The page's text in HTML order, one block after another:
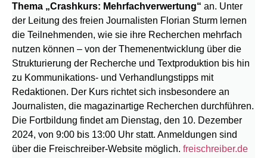
Thema „Crashkurs: Mehrfachverwertung“ an. Unter
der Leitung des freien Journalisten Florian Sturm lernen
die Teilnehmenden, wie sie ihre Recherchen mehrfach
nutzen können – von der Themenentwicklung über die
Strukturierung der Recherche und Textproduktion bis hin
zu Kommunikations- und Verhandlungstipps mit
Redaktionen. Der Kurs richtet sich insbesondere an
Journalisten, die magazinartige Recherchen durchführen.
Die Fortbildung findet am Dienstag, den 10. Dezember
2024, von 9:00 bis 13:00 Uhr statt. Anmeldungen sind
über die Freischreiber-Website möglich. freischreiber.de